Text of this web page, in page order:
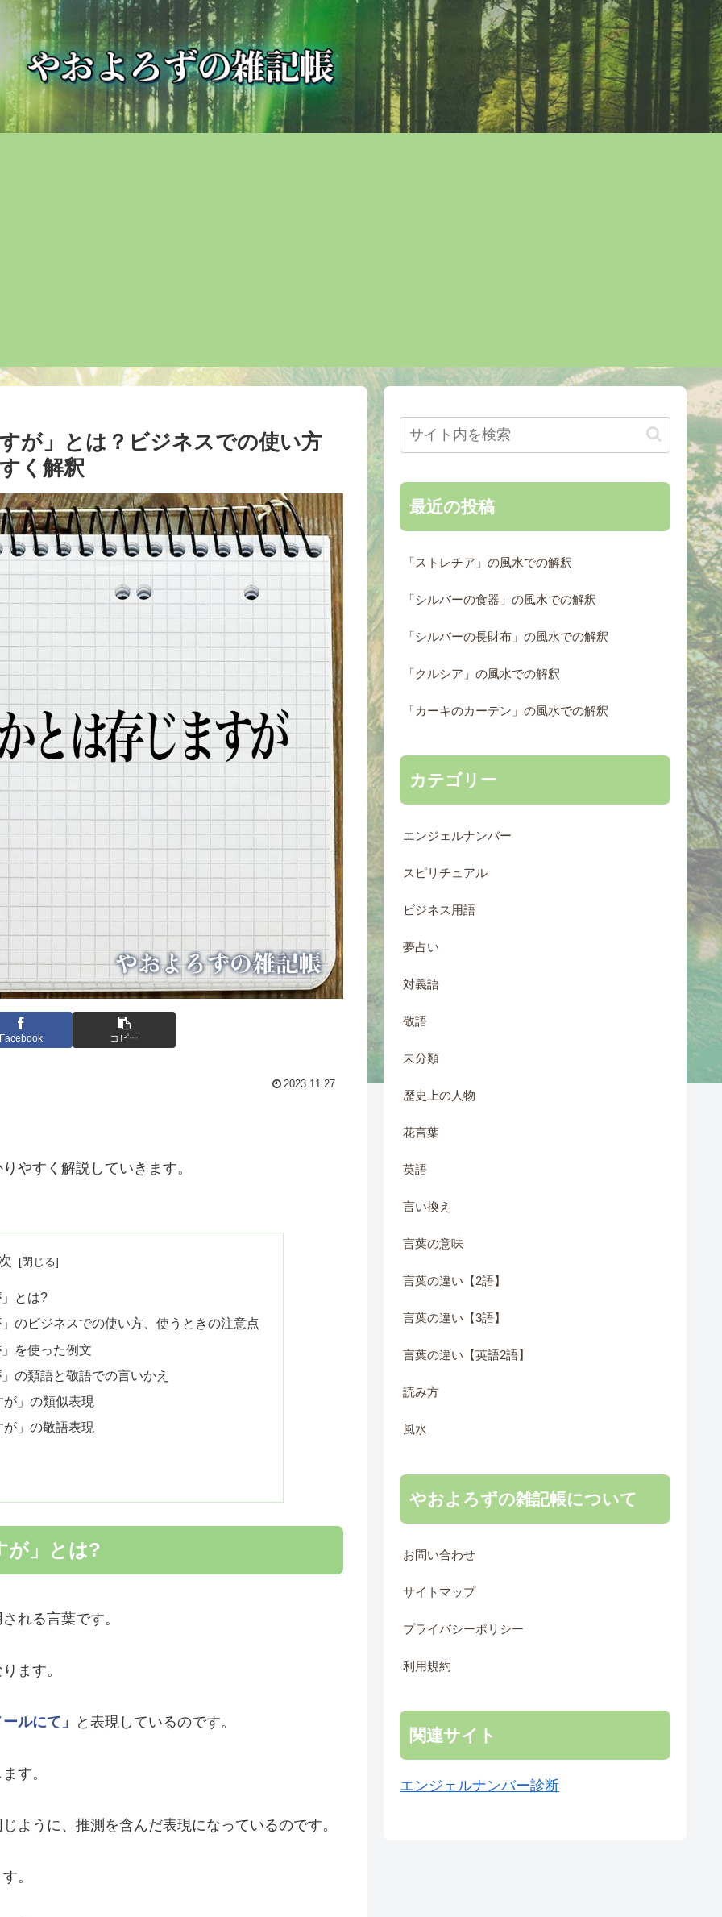
が」とは？ビジネスでの使い方
く解釈
Facebook コピー
2023.11.27
やすく解説していきます。
とは?
のビジネスでの使い方、使うときの注意点
を使った例文
の類語と敬語での言いかえ
」の類似表現
」の敬語表現
が」とは?
れる言葉です。
ます。
ルにて」 と表現しているのです。
す。
ように、推測を含んだ表現になっているのです。
。
最近の投稿
「ストレチア」の風水での解釈
「シルバーの食器」の風水での解釈
「シルバーの長財布」の風水での解釈
「クルシア」の風水での解釈
「カーキのカーテン」の風水での解釈
カテゴリー
エンジェルナンバー
スピリチュアル
ビジネス用語
夢占い
対義語
敬語
未分類
歴史上の人物
花言葉
英語
言い換え
言葉の意味
言葉の違い【2語】
言葉の違い【3語】
言葉の違い【英語2語】
読み方
風水
やおよろずの雑記帳について
お問い合わせ
サイトマップ
プライバシーポリシー
利用規約
関連サイト
エンジェルナンバー診断